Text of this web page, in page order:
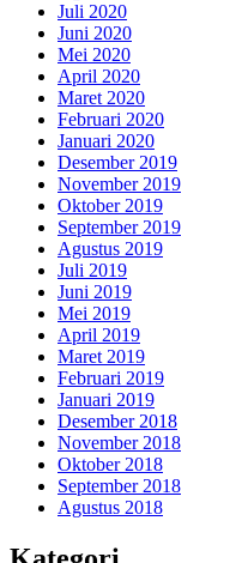
Juli 2020
Juni 2020
Mei 2020
April 2020
Maret 2020
Februari 2020
Januari 2020
Desember 2019
November 2019
Oktober 2019
September 2019
Agustus 2019
Juli 2019
Juni 2019
Mei 2019
April 2019
Maret 2019
Februari 2019
Januari 2019
Desember 2018
November 2018
Oktober 2018
September 2018
Agustus 2018